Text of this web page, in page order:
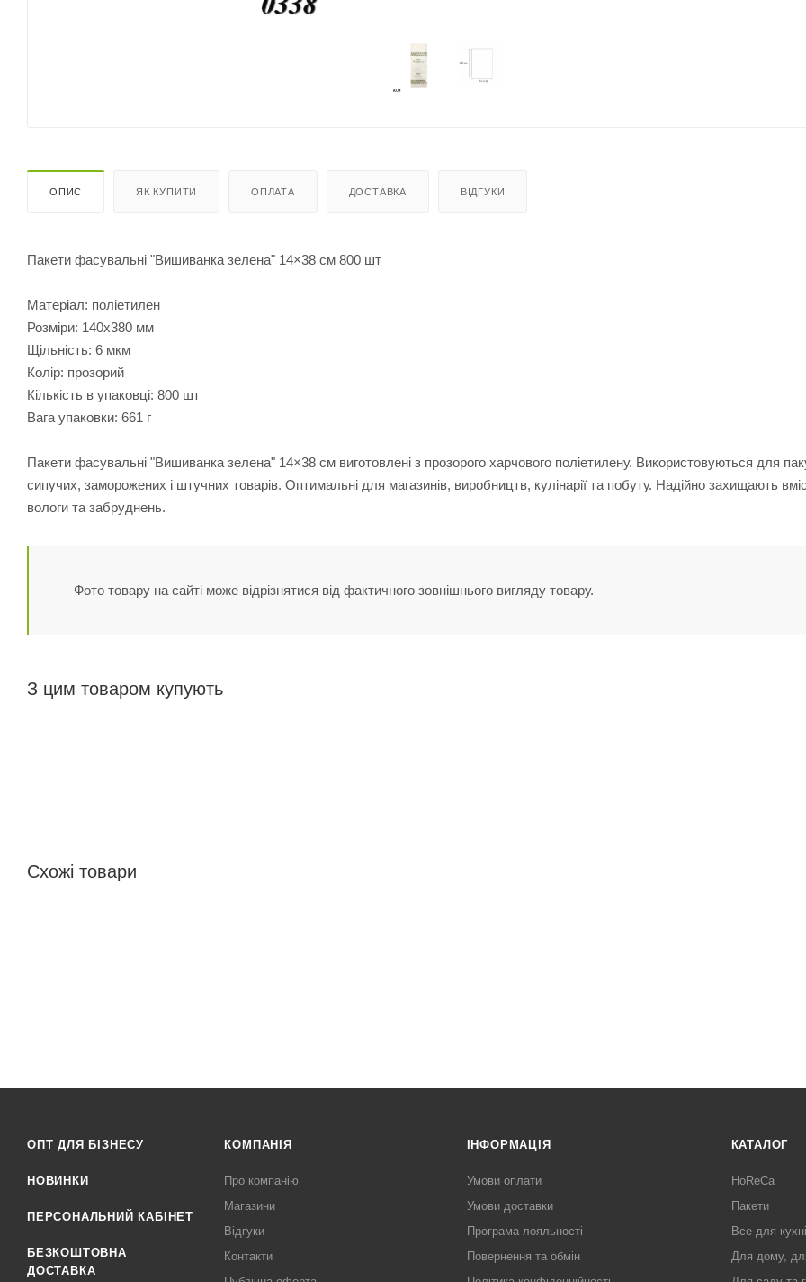
ОПИС ЯК КУПИТИ ОПЛАТА ДОСТАВКА ВІДГУКИ
Пакети фасувальні "Вишиванка зелена" 14×38 см 800 шт
Матеріал: поліетилен
Розміри: 140х380 мм
Щільність: 6 мкм
Колір: прозорий
Кількість в упаковці: 800 шт
Вага упаковки: 661 г
Пакети фасувальні "Вишиванка зелена" 14×38 см виготовлені з прозорого харчового поліетилену. Використовуються для
сипучих, заморожених і штучних товарів. Оптимальні для магазинів, виробництв, кулінарії та побуту. Надійно захищають
вологи та забруднень.
Фото товару на сайті може відрізнятися від фактичного зовнішнього вигляду товару.
З цим товаром купують
Схожі товари
ОПТ ДЛЯ БІЗНЕСУ
НОВИНКИ
ПЕРСОНАЛЬНИЙ КАБІНЕТ
БЕЗКОШТОВНА
ДОСТАВКА
КОМПАНІЯ
Про компанію
Магазини
Відгуки
Контакти
ІНФОРМАЦІЯ
Умови оплати
Умови доставки
Програма лояльності
Повернення та обмін
КАТАЛОГ
HoReCa
Пакети
Все для кухні
Для дому,